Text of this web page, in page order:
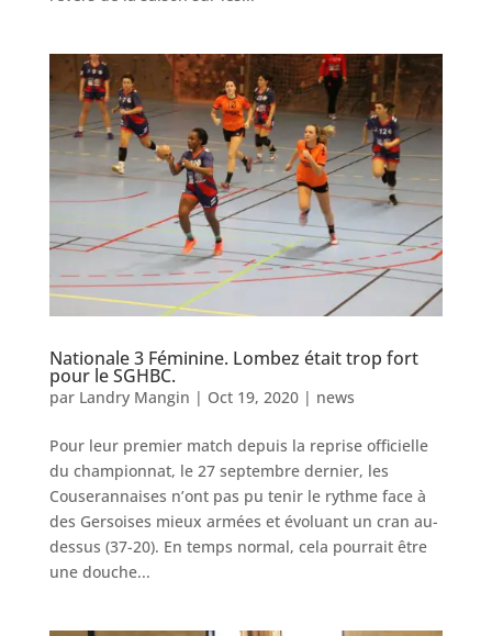
Nationale 3 Féminine. Lombez était trop fort
pour le SGHBC.
par Landry Mangin | Oct 19, 2020| news
Pour leur premier match depuis la reprise officielle
du championnat, le 27 septembre dernier, les
Couserannaises n’ont pas pu tenir le rythme face à
des Gersoises mieux armées et évoluant un cran au-
dessus (37-20). En temps normal, cela pourrait être
une douche...